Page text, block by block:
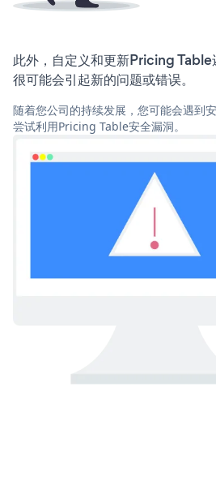
此外，自定义和更新Pricing Table
很可能会引起新的问题或错误。
随着您公司的持续发展，您可能会遇到
尝试利用Pricing Table安全漏洞。